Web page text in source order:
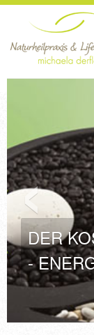
BEHANDLUNGS-
ABLAUF
GESUNDHEITS-
KURSE
ANMELDUNG +
TERMINE
IDEOLOGIE +
PRAXIS
NEWS
DER
-
‹